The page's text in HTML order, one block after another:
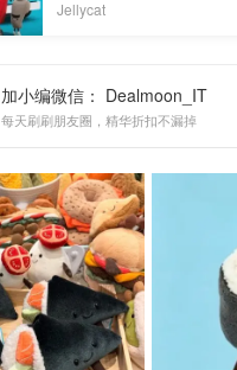
Jellycat
加小编微信：
每天刷刷朋友圈，精华折扣不漏掉